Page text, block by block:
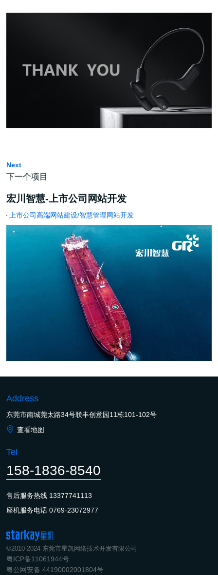
Next
下一个项目
宏川智慧-上市公司网站开发
上市公司高端网站建设/智慧管理网站开发
©2010-2024 东莞市星凯网络技术开发有限公司
粤ICP备11061944号
粤公网安备 44190002001804号
Address
东莞市南城莞太路34号联丰创意园11栋101-102号
查看地图
Tel
158-1836-8540
售后服务热线 13377741113
座机服务电话0769-23072977